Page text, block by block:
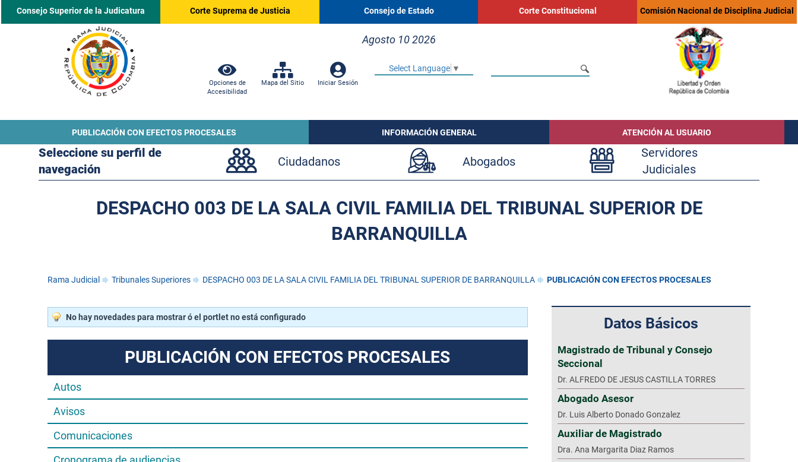
Consejo Superior de la Judicatura Corte Suprema de Justicia Consejo de Estado Corte Constitucional Comisión Nacional de Disciplina Judicial
Agosto 10 2026
Opciones de
Accesibilidad
Mapa del Sitio Iniciar Sesión
Select Language ▼
PUBLICACIÓN CON EFECTOS PROCESALES INFORMACIÓN GENERAL ATENCIÓN AL USUARIO
Seleccione su perfil de
navegación
Ciudadanos Abogados
Servidores
Judiciales
DESPACHO 003 DE LA SALA CIVIL FAMILIA DEL TRIBUNAL SUPERIOR DE
BARRANQUILLA
Rama Judicial Tribunales Superiores DESPACHO 003 DE LA SALA CIVIL FAMILIA DEL TRIBUNAL SUPERIOR DE BARRANQUILLA PUBLICACIÓN CON EFECTOS PROCESALES
No hay novedades para mostrar ó el portlet no está configurado
PUBLICACIÓN CON EFECTOS PROCESALES
Autos
Avisos
Comunicaciones
Datos Básicos
Magistrado de Tribunal y Consejo
Seccional
Dr. ALFREDO DE JESUS CASTILLA TORRES
Abogado Asesor
Dr. Luis Alberto Donado Gonzalez
Auxiliar de Magistrado
Dra. Ana Margarita Diaz Ramos